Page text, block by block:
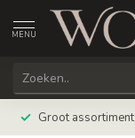
MENU
Groot assortiment